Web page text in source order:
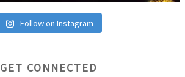
Follow on Instagram
GET CONNECTED